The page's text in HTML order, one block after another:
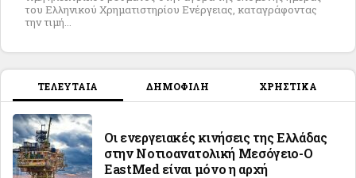
του Ελληνικού Χρηματιστηρίου Ενέργειας, καταγράφοντας
την τιμή...
ΤΕΛΕΥΤΑΙΑ ΔΗΜΟΦΙΛΗ ΧΡΗΣΤΙΚΑ
Οι ενεργειακές κινήσεις της Ελλάδας
στην Νοτιοανατολική Μεσόγειο-Ο
EastMed είναι μόνο η αρχή